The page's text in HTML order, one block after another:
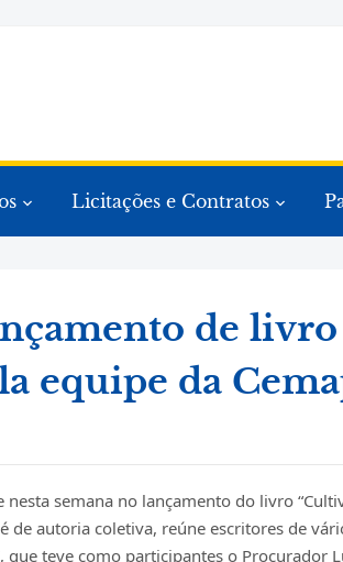
Licitações e Contratos
de
equipe da
semana no lançamento do livro
autoria coletiva, reúne escritores de
teve como participantes o Procurador